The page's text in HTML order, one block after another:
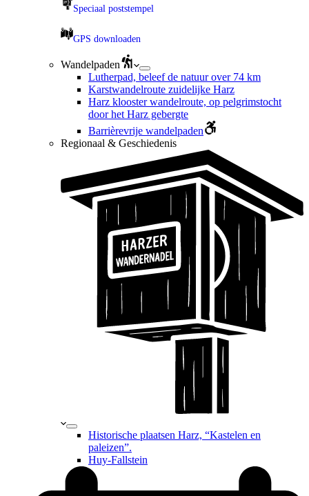
Speciaal poststempel
GPS downloaden
Wandelpaden
Lutherpad, beleef de natuur over 74 km
Karstwandelroute zuidelijke Harz
Harz klooster wandelroute, op pelgrimstocht
door het Harz gebergte
Barrièrevrije wandelpaden
Regionaal & Geschiedenis
Historische plaatsen Harz, “Kastelen en
paleizen”.
Huy-Fallstein